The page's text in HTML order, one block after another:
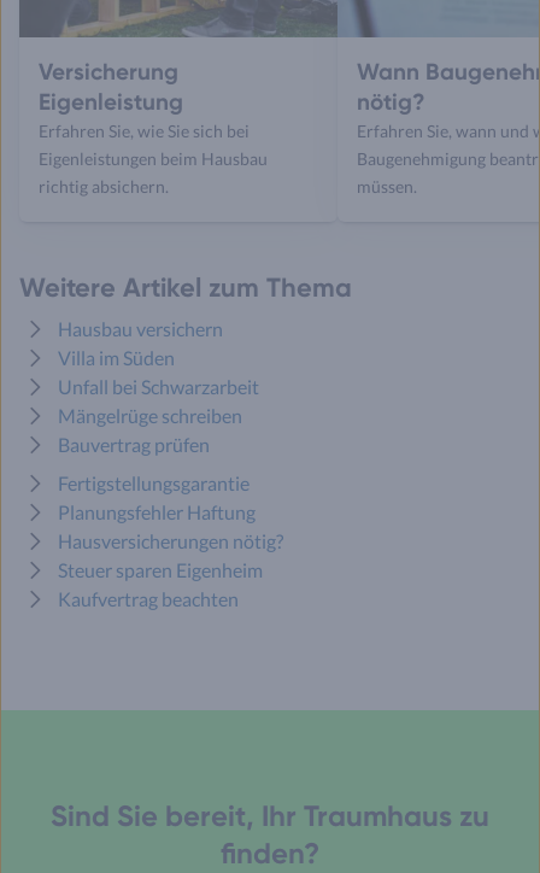
Versicherung
Eigenleistung
Erfahren Sie, wie Sie sich bei
Eigenleistungen beim Hausbau
richtig absichern.
Wann
nötig?
Erfahren Sie, wann und
Baugenehmigung
müssen.
Weitere Artikel zum Thema
Hausbau versichern
Villa im Süden
Unfall bei Schwarzarbeit
Mängelrüge schreiben
Bauvertrag prüfen
Fertigstellungsgarantie
Planungsfehler Haftung
Hausversicherungen nötig?
Steuer sparen Eigenheim
Kaufvertrag beachten
Sind Sie bereit, Ihr Traumhaus zu
finden?